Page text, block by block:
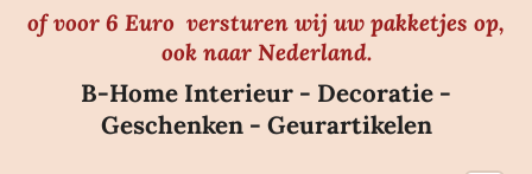
of voor 6 Euro versturen wij uw pakketjes op,
ook naar Nederland.
B-Home Interieur - Decoratie -
Geschenken - Geurartikelen